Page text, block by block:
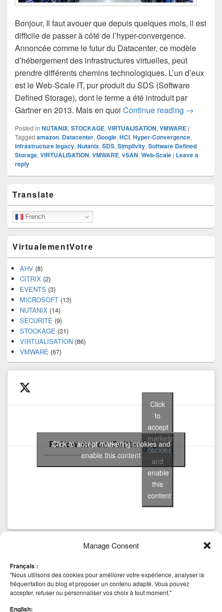
Manage Consent
Français :
"Nous utilisons des cookies pour améliorer votre expérience, analyser la
fréquentation du blog et proposer un contenu adapté. Vous pouvez
accepter, refuser ou personnaliser vos choix à tout moment."
English:
Bonjour, Il faut avouer que depuis quelques mois, il est
difficile de passer à côté de l’hyper-convergence.
Annoncée comme le futur du Datacenter, ce modèle
d’hébergement des infrastructures virtuelles, peut
prendre différents chemins technologiques. L’un d’eux
est le Web-Scale IT, pur produit du SDS (Software
Defined Storage), dont le terme a été introduit par
Gartner en 2013. Mais en quoi Continue reading Web-
→
Posted in NUTANIX, STOCKAGE, VIRTUALISATION, VMWARE |
Tagged amazon, Datacenter, Google, HCI, Hyper-Convergence,
infrastructure legacy, Nutanix, SDS, Simplivity, Software Defined
Storage, VIRTUALISATION, VMWARE, vSAN, Web-Scale | Leave a
reply
Sidebar
Widget
Area
Translate
French
VirtualementVotre
AHV (8)
CITRIX (2)
EVENTS (3)
MICROSOFT (13)
NUTANIX (14)
SECURITE (9)
STOCKAGE (31)
VIRTUALISATION (86)
VMWARE (67)
Follow me on TwitterMy Tweets
Click
to
accept
marketing
cookies
and
enable
this
content
Click to accept marketing cookies and
enable this content
AHVanti virus Backup block CBT Cluster Mode
Community
Edition Deep Security 8 esxi HA Hyper-vinstallation
MICROSOFT Mise à jour Nutanix scvmm
Site Recovery Manager